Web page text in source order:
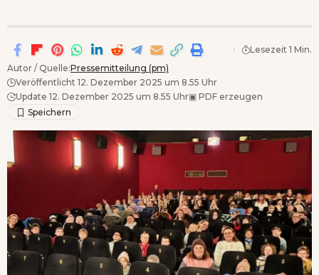
Autor / Quelle:Pressemitteilung (pm)
Veröffentlicht 12. Dezember 2025 um 8.55 Uhr
Update 12. Dezember 2025 um 8.55 Uhr▣ PDF erzeugen
Lesezeit 1 Min.